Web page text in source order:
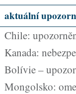
aktuální
Chile:
Kanada:
Bolívie –
Mongolsko: